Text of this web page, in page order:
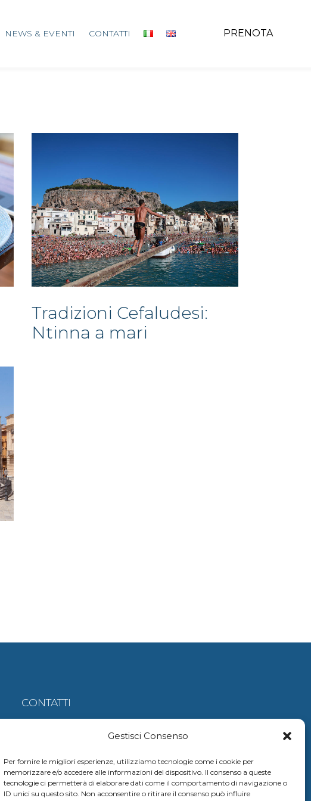
Gestisci Consenso
Per fornire le migliori esperienze, utilizziamo tecnologie come i cookie per
memorizzare e/o accedere alle informazioni del dispositivo. Il consenso a queste
tecnologie ci permetterà di elaborare dati come il comportamento di navigazione o
ID unici su questo sito. Non acconsentire o ritirare il consenso può influire
NEWS & EVENTI CONTATTI PRENOTA
Tradizioni Cefaludesi:
Ntinna a mari
CONTATTI
+39 380 685 0537
+39 347 286 8629